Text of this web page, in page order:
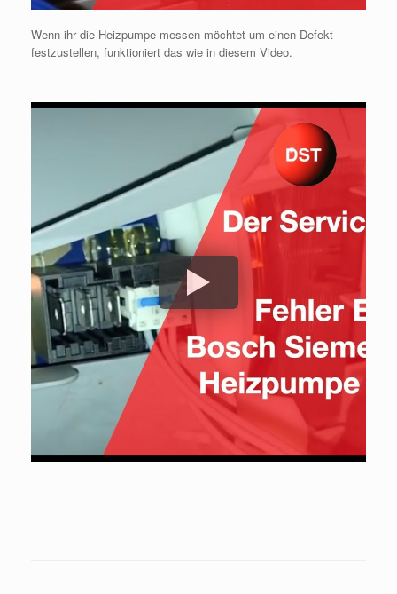
Wenn ihr die Heizpumpe messen möchtet um einen Defekt
festzustellen, funktioniert das wie in diesem Video.